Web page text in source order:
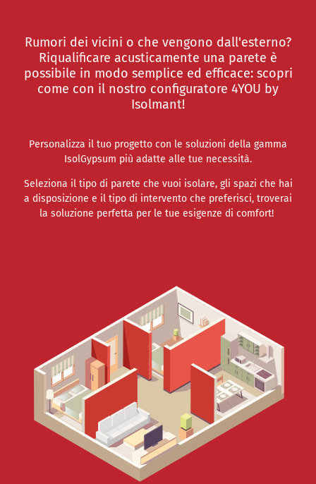
Rumori dei vicini o che vengono dall'esterno?
Riqualificare acusticamente una parete è
possibile in modo semplice ed efficace: scopri
come con il nostro configuratore 4YOU by
Isolmant!
Personalizza il tuo progetto con le soluzioni della gamma
IsolGypsum più adatte alle tue necessità.
Seleziona il tipo di parete che vuoi isolare, gli spazi che hai
a disposizione e il tipo di intervento che preferisci, troverai
la soluzione perfetta per le tue esigenze di comfort!